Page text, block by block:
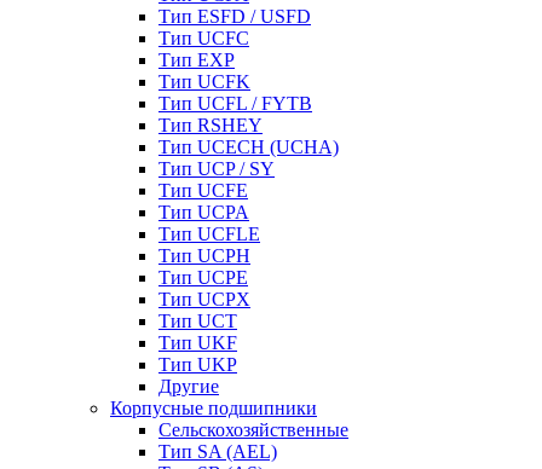
Тип ESFD / USFD
Тип UCFC
Тип EXP
Тип UCFK
Тип UCFL / FYTB
Тип RSHEY
Тип UCECH (UCHA)
Тип UCP / SY
Тип UCFE
Тип UCPA
Тип UCFLE
Тип UCPH
Тип UCPE
Тип UCPX
Тип UCT
Тип UKF
Тип UKP
Другие
Корпусные подшипники
Сельскохозяйственные
Тип SA (AEL)